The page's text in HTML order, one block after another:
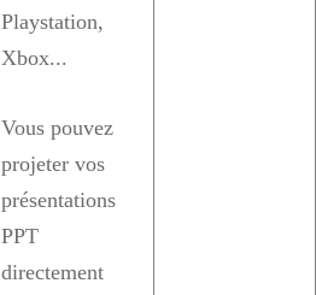
Playstation,
Xbox...
Vous pouvez
projeter vos
présentations
PPT
directement